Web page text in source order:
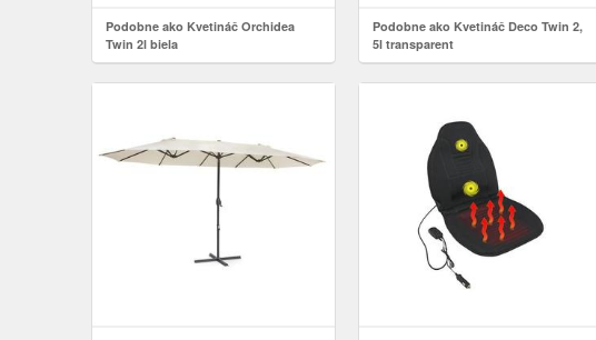
Podobne ako Kvetináč Orchidea
Twin 2l biela
Podobne ako Kvetináč Deco Twin 2,
5l transparent